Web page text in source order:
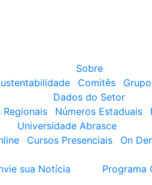
Sobre
Comitês
Dados do Setor
Regionais Números Estaduais
Universidade Abrasce
Cursos Presenciais On
sua Notícia
Programa